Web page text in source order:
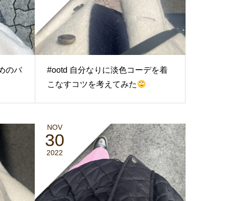
のバ
#ootd 自分なりに淡色コーデを着
こなすコツを考えてみた
NOV
30
2022